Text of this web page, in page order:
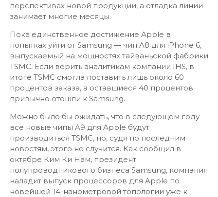
перспективах новой продукции, а отладка линии
занимает многие месяцы.
Пока единственное достижение Apple в
попытках уйти от Samsung — чип A8 для iPhone 6,
выпускаемый на мощностях тайваньской фабрики
TSMC. Если верить аналитикам компании IHS, в
итоге TSMC смогла поставить лишь около 60
процентов заказа, а оставшиеся 40 процентов
привычно отошли к Samsung.
Можно было бы ожидать, что в следующем году
все новые чипы A9 для Apple будут
производиться TSMC, но, судя по последним
новостям, этого не случится. Как сообщил в
октябре Ким Ки Нам, президент
полупроводникового бизнеса Samsung, компания
наладит выпуск процессоров для Apple по
новейшей 14-нанометровой топологии уже к